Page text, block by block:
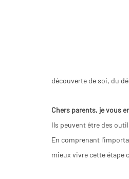
Sophie
puy en
découverte de soi, du
Chers parents, je vous
Ils peuvent être des
En comprenant
mieux vivre cette étape